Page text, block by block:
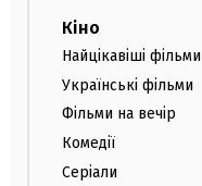
Кіно
Найцікавіші фільми
Українські фільми
Фільми на вечір
Комедії
Серіали